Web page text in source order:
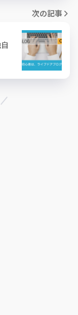
次の記事